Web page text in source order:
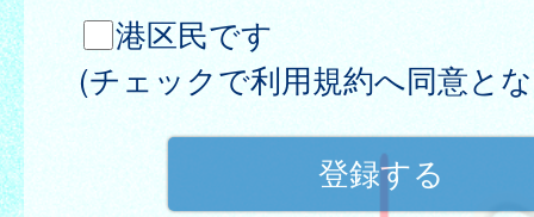
港区民です
(チェックで利用規約へ同意と